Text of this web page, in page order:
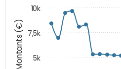
Montants (€) 5k
7,5k
10k